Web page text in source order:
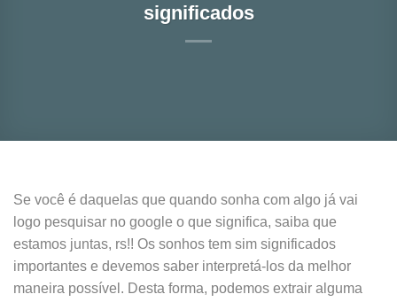
significados
Se você é daquelas que quando sonha com algo já vai
logo pesquisar no google o que significa, saiba que
estamos juntas, rs!! Os sonhos tem sim significados
importantes e devemos saber interpretá-los da melhor
maneira possível. Desta forma, podemos extrair alguma